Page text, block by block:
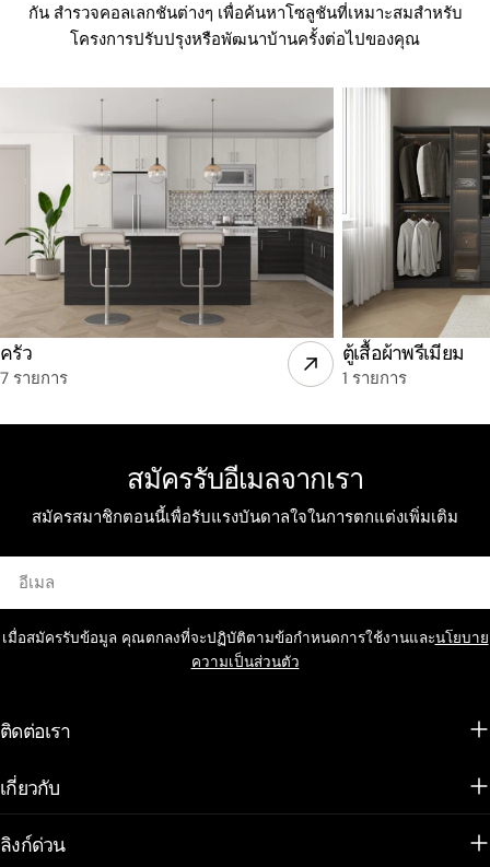
กัน สำรวจคอลเลกชันต่างๆ เพื่อค้นหาโซลูชันที่เหมาะสมสำหรับ
โครงการปรับปรุงหรือพัฒนาบ้านครั้งต่อไปของคุณ
ครัว
7 รายการ
ตู้เสื้อผ้าพรีเมียม
1 รายการ
สมัครรับอีเมลจากเรา
สมัครสมาชิกตอนนี้เพื่อรับแรงบันดาลใจในการตกแต่งเพิ่มเติม
อีเมล
เมื่อสมัครรับข้อมูล คุณตกลงที่จะปฏิบัติตามข้อกำหนดการใช้งานและนโยบาย
ความเป็นส่วนตัว
ติดต่อเรา
เกี่ยวกับ
ลิงก์ด่วน